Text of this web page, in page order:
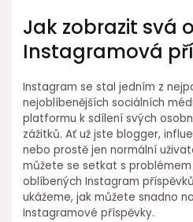
Jak zobrazit svá
Instagramová
Instagram se stal jedním z
nejoblíbenějších sociálních
platformu k sdílení svých
zážitků. Ať už jste blogger,
nebo prostě jen normální
můžete se setkat s
oblíbených Instagram
ukážeme, jak můžete snadno
Instagramové příspěvky.